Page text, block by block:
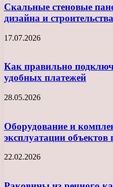
Скальные стеновые
дизайна и строительства
17.07.2026
Как правильно
удобных платежей
28.05.2026
Оборудование и
эксплуатации
22.02.2026